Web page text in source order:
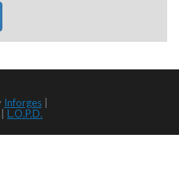
Inforges
L.O.P.D.